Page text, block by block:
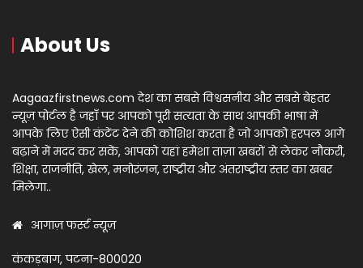
About Us
Aagaazfirstnews.com देश का सबसे विश्वसनीय और सबसे बेहतर
न्यूज़ पोर्टल है जहाँ पर आपको पूरी सत्यता के साथ आपकी भाषा में
आपके लिए ऐसी कंटेंट देने की कोशिश करता है जो आपको हरपल आगे
बढ़ाने में मदद कर सकें, आपको यहां हमेशा ताज़ा खबरों से लेकर नौकरी,
शिक्षा, राजनीति, खेल, मनोरंजन, राष्ट्रीय और अंतराष्ट्रीय स्तर का खबर
मिलेगा..
आगाज़ फर्स्ट न्यूज़
कंकड़बाग, पटना-800020